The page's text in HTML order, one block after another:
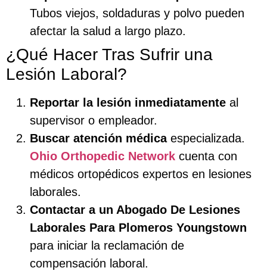
Tubos viejos, soldaduras y polvo pueden
afectar la salud a largo plazo.
¿Qué Hacer Tras Sufrir una
Lesión Laboral?
Reportar la lesión inmediatamente al
supervisor o empleador.
Buscar atención médicaespecializada.
Ohio Orthopedic Network cuenta con
médicos ortopédicos expertos en lesiones
laborales.
Contactar a un Abogado De Lesiones
Laborales Para Plomeros Youngstown
para iniciar la reclamación de
compensación laboral.